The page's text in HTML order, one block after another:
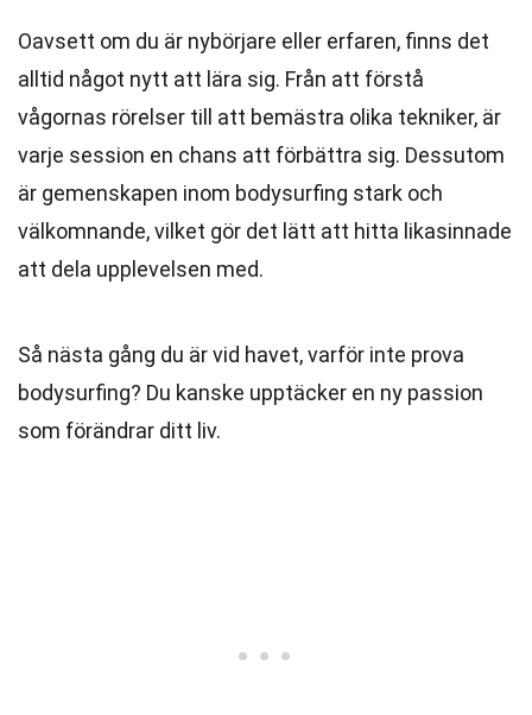
Oavsett om du är nybörjare eller erfaren, finns det
alltid något nytt att lära sig. Från att förstå
vågornas rörelser till att bemästra olika tekniker, är
varje session en chans att förbättra sig. Dessutom
är gemenskapen inom bodysurfing stark och
välkomnande, vilket gör det lätt att hitta likasinnade
att dela upplevelsen med.
Så nästa gång du är vid havet, varför inte prova
bodysurfing? Du kanske upptäcker en ny passion
som förändrar ditt liv.